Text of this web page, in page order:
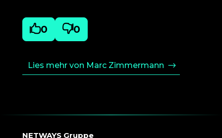
0 0
Lies mehr von Marc Zimmermann
NETWAYS Gruppe